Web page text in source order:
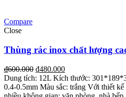
Compare
Close
Thùng rác inox chất lượng
₫600.000 ₫480.000
Dung tích: 12L Kích thước:
0.4-0.5mm Màu sắc: trắng Với thiết kế